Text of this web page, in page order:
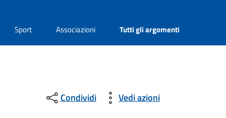
Sport Associazioni Tutti gli argomenti
Condividi Vedi azioni